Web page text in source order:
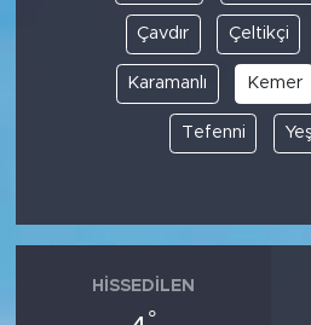
Çavdır Çeltikçi
Karamanlı Kemer
Tefenni
HISSEDILEN
°